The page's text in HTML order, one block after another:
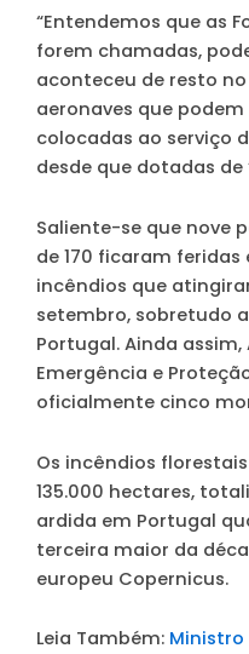
“Entendemos que as
forem chamadas,
aconteceu de resto no
aeronaves que
colocadas ao serviço
desde que dotadas de
Saliente-se que nove
de 170 ficaram
incêndios que
setembro, sobretudo
Portugal. Ainda
Emergência e
oficialmente cinco
Os incêndios
135.000 hectares,
ardida em Portugal
terceira maior da
europeu Copernicus.
Leia Também: Ministro